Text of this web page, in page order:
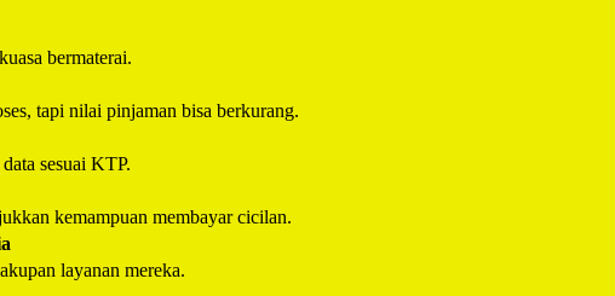
bermaterai.
tapi nilai pinjaman bisa berkurang.
sesuai KTP.
kemampuan membayar cicilan.
layanan mereka.